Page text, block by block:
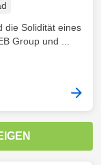
die Solidität eines
Group und ...